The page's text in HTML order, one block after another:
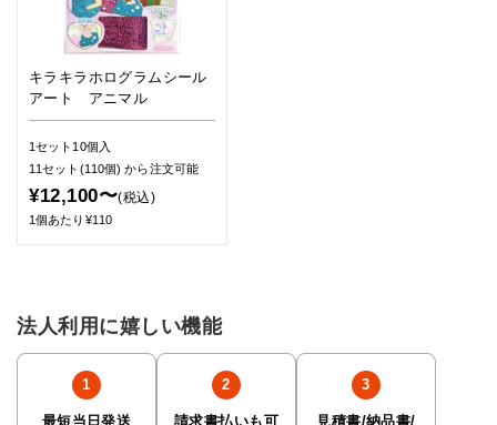
キラキラホログラムシール
アート アニマル
1セット10個入
11セット(110個)から注文可能
¥12,100〜(税込)
1個あたり¥110
法人利用に嬉しい機能
最短当日発送 請求書払いも可 見積書/納品書/